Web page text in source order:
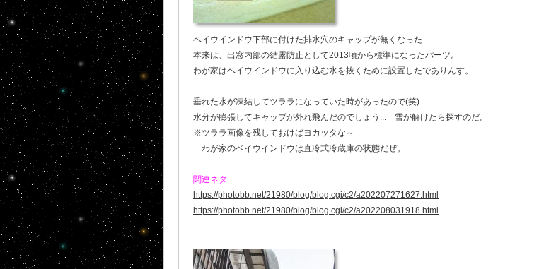
ベイウインドウ下部に付けた排水穴のキャップが無くなった...
本来は、出窓内部の結露防止として2013頃から標準になったパーツ。
わが家はベイウインドウに入り込む水を抜くために設置したでありんす。
垂れた水が凍結してツララになっていた時があったので(笑)
水分が膨張してキャップが外れ飛んだのでしょう... 雪が解けたら探すのだ。
※ツララ画像を残しておけばヨカッタな～
わが家のベイウインドウは直冷式冷蔵庫の状態だぜ。
関連ネタ
https://photobb.net/21980/blog/blog.cgi/c2/a202207271627.html
https://photobb.net/21980/blog/blog.cgi/c2/a202208031918.html